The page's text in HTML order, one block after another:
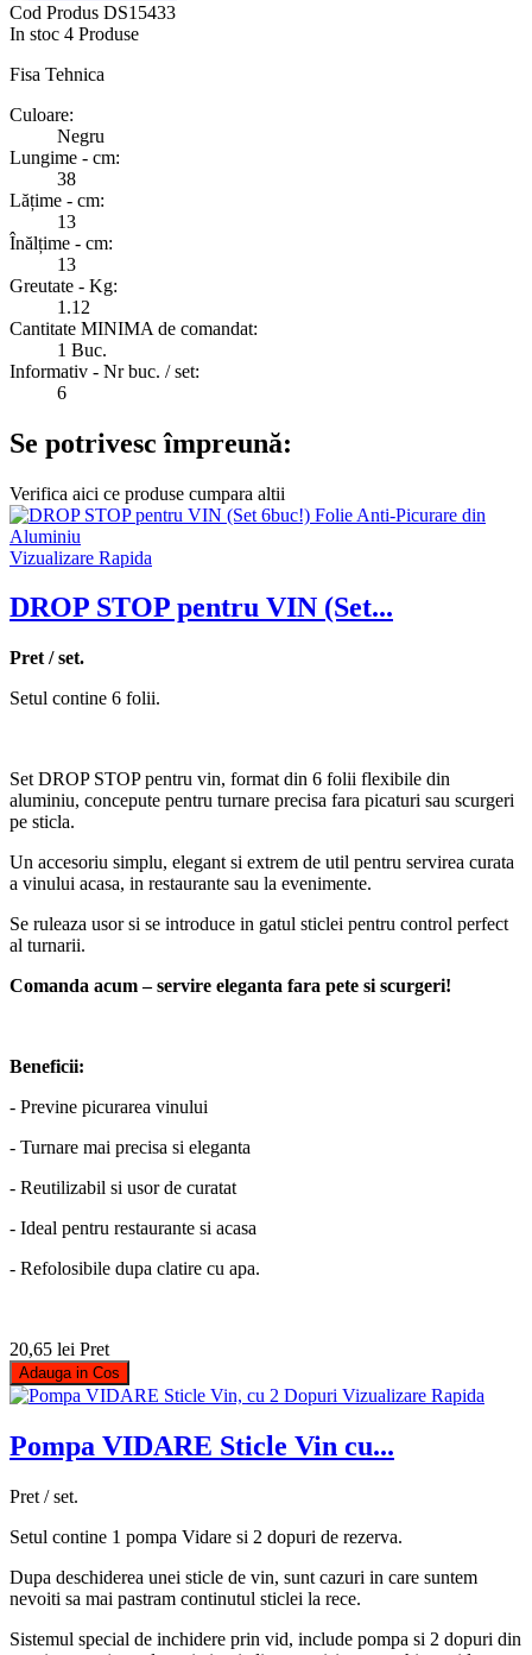
Cod Produs DS15433
In stoc 4 Produse
Fisa Tehnica
Culoare:
Negru
Lungime - cm:
38
Lățime - cm:
13
Înălțime - cm:
13
Greutate - Kg:
1.12
Cantitate MINIMA de comandat:
1 Buc.
Informativ - Nr buc. / set:
6
Se potrivesc împreună:
Verifica aici ce produse cumpara altii
Vizualizare Rapida
DROP STOP pentru VIN (Set...
Pret / set.
Setul contine 6 folii.
Set DROP STOP pentru vin, format din 6 folii flexibile din
aluminiu, concepute pentru turnare precisa fara picaturi sau scurgeri
pe sticla.
Un accesoriu simplu, elegant si extrem de util pentru servirea curata
a vinului acasa, in restaurante sau la evenimente.
Se ruleaza usor si se introduce in gatul sticlei pentru control perfect
al turnarii.
Comanda acum – servire eleganta fara pete si scurgeri!
Beneficii:
- Previne picurarea vinului
- Turnare mai precisa si eleganta
- Reutilizabil si usor de curatat
- Ideal pentru restaurante si acasa
- Refolosibile dupa clatire cu apa.
20,65 lei Pret
Adauga in Cos
Vizualizare Rapida
Pompa VIDARE Sticle Vin cu...
Pret / set.
Setul contine 1 pompa Vidare si 2 dopuri de rezerva.
Dupa deschiderea unei sticle de vin, sunt cazuri in care suntem
nevoiti sa mai pastram continutul sticlei la rece.
Sistemul special de inchidere prin vid, include pompa si 2 dopuri din